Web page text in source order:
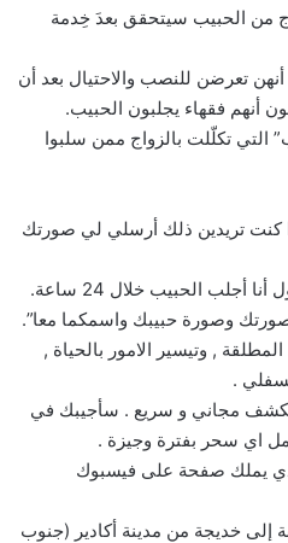
من الحبيب سيتحقق بعدَ خِدمة
تعرضن للنصب والاحتيال بعد أن
أنهم فقهاء يجلبون الحبيب.
التي تكلّلت بالزواج ممن سلبوا
24 ساعة. إذا كنت تريدين ذلك أرسلي لي صورتك
المثيرُ أن “بلقايد المراكشي” يقول أنا أجلب الحبيب خلال 24 ساعة.
وصورة حبيبك واسمكما معا”.
, وتيسير الامور بالحياة ,
.
الكشف مجاني و سريع . سأجيبك في
اي سحر بفترة وجيزة .
يملك صفحة على فيسبوك
إلى خديجة من مدينة أكادير (جنوب